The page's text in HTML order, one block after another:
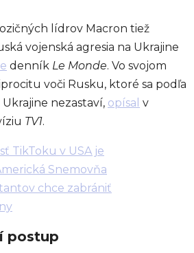
lídrov Macron tiež
vojenská agresia na Ukrajine
denník Le Monde. Vo svojom
voči Rusku, ktoré sa podľa
nezastaví, opísal v
TV1.
TikToku v USA je
Snemovňa
chce zabrániť
postup